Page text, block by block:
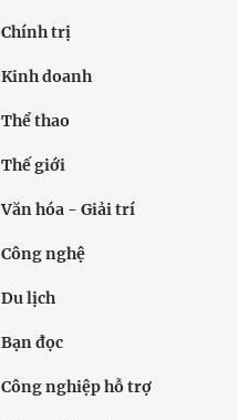
Chính trị
Kinh doanh
Thể thao
Thế giới
Văn hóa - Giải trí
Công nghệ
Du lịch
Bạn đọc
Công nghiệp hỗ trợ